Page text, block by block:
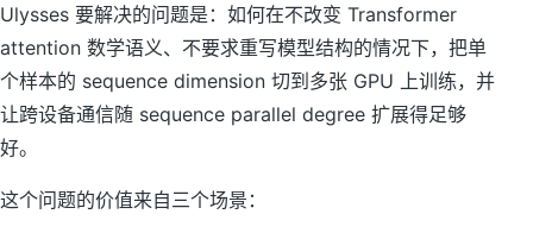
Ulysses 要解决的问题是：如何在不改变 Transformer
attention 数学语义、不要求重写模型结构的情况下，把单
个样本的 sequence dimension 切到多张 GPU 上训练，并
让跨设备通信随 sequence parallel degree 扩展得足够
好。
这个问题的价值来自三个场景：